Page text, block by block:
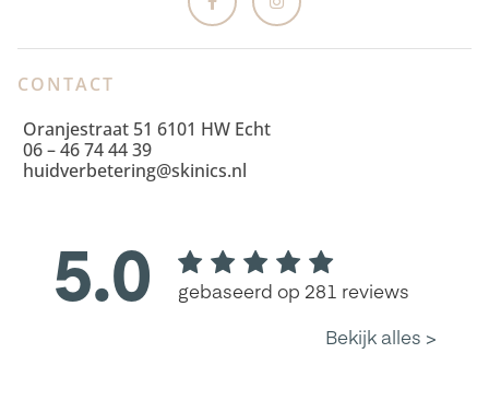
CONTACT
Oranjestraat 51 6101 HW Echt
06 – 46 74 44 39
huidverbetering@skinics.nl